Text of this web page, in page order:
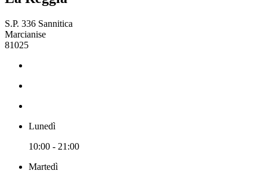
S.P. 336 Sannitica
Marcianise
81025
Lunedì
10:00 - 21:00
Martedì